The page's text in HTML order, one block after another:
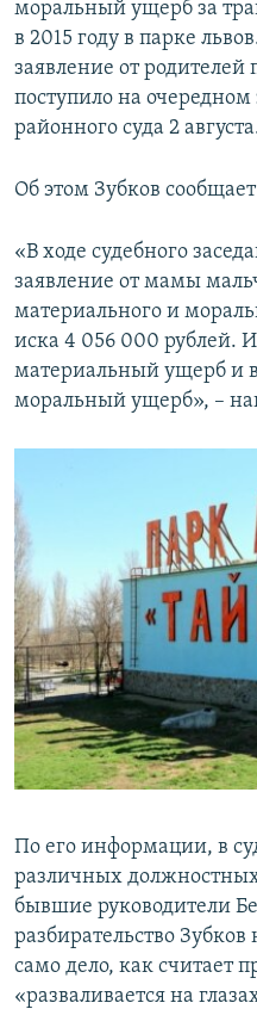
СОВЕТЫ ПРАВОЗАЩИТНИКОВ
ПРОПАВШИЕ БЕЗ ВЕСТИ
ПОБЕДИТЕЛЕЙ НЕ СУДЯТ?
КРЫМ.НЕПОКОРЕННЫЙ
Qırımtatar
ПРИСОЕДИНЯЙТЕСЬ!
Все сайты RFE/RL
моральный ущерб за
в 2015 году в парке
заявление от
поступило на очередном
районного суда 2
Об этом Зубков
«В ходе судебного
заявление от мамы
материального и
иска 4 056 000 рублей.
материальный ущерб и
моральный ущерб», –
По его информации, в
различных
бывшие руководители
разбирательство
само дело, как считает
«разваливается на